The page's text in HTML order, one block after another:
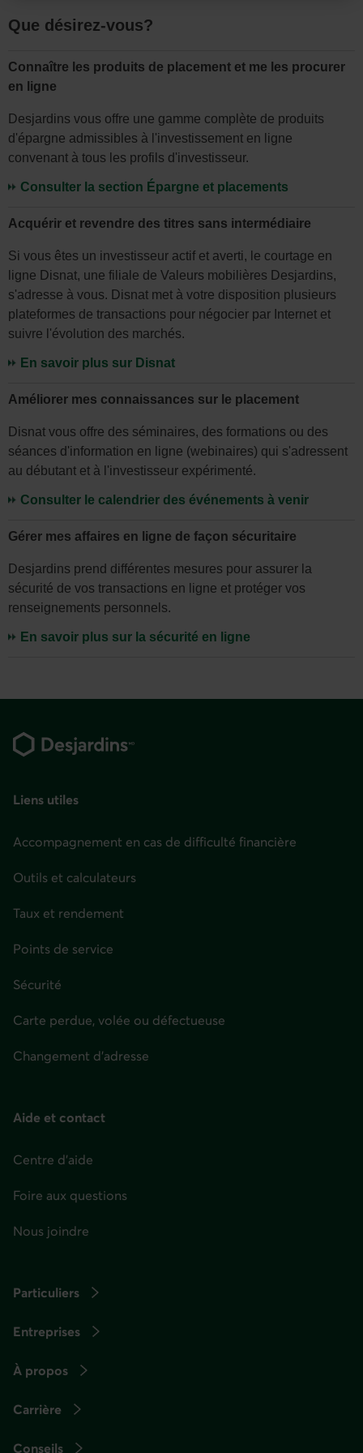
Que désirez-vous?
Connaître les produits de placement et me les procurer
en ligne
Desjardins vous offre une gamme complète de produits
d'épargne admissibles à l'investissement en ligne
convenant à tous les profils d'investisseur.
Consulter la section Épargne et placements
Acquérir et revendre des titres sans intermédiaire
Si vous êtes un investisseur actif et averti, le courtage en
ligne Disnat, une filiale de Valeurs mobilières Desjardins,
s'adresse à vous. Disnat met à votre disposition plusieurs
plateformes de transactions pour négocier par Internet et
suivre l'évolution des marchés.
En savoir plus sur Disnat
Améliorer mes connaissances sur le placement
Disnat vous offre des séminaires, des formations ou des
séances d'information en ligne (webinaires) qui s'adressent
au débutant et à l'investisseur expérimenté.
Consulter le calendrier des événements à venir
une
Gérer mes affaires en ligne de façon sécuritaire
Desjardins prend différentes mesures pour assurer la
sécurité de vos transactions en ligne et protéger vos
renseignements personnels.
En savoir plus sur la sécurité en ligne
de
Liens utiles
Accompagnement en cas de difficulté financière
Outils et calculateurs
Taux et rendement
Points de service
Sécurité
Carte perdue, volée ou défectueuse
Changement d'adresse
Aide et contact
Centre d'aide
Foire aux questions
Nous joindre
Particuliers
Entreprises
À propos
Carrière
Conseils
suite,
pourrez
modifier
votre
choix
province
ou
d'État
et
la
l'en-
ou
dans
le
menu
de
page
au